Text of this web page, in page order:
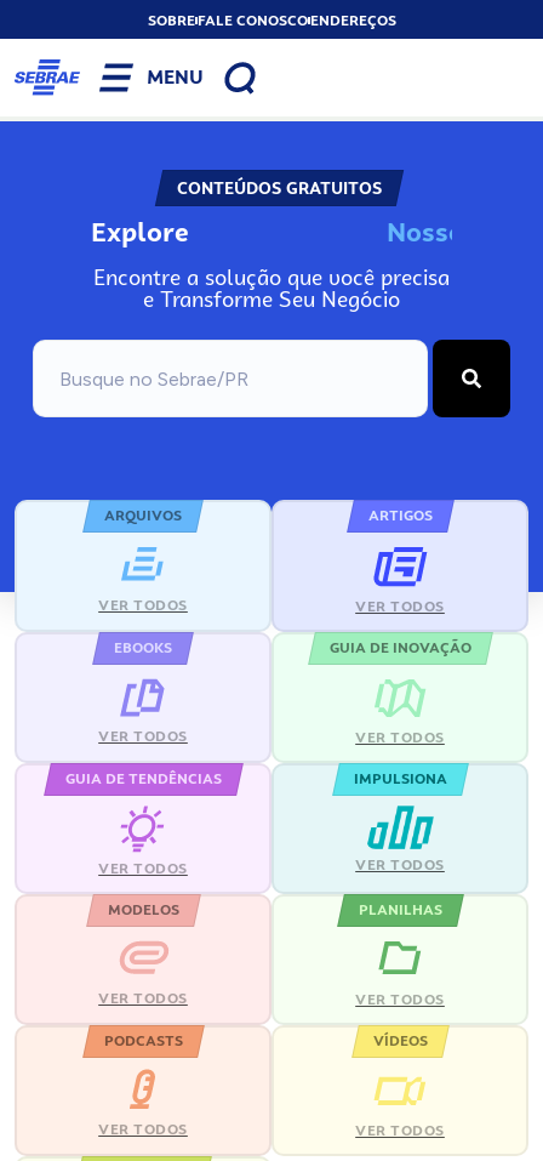
SOBREFALE CONOSCOENDEREÇOS
MENU
CONTEÚDOS GRATUITOS
Explore Nos
Encontre a solução que você precisa
e Transforme Seu Negócio
ARQUIVOS
VER TODOS
ARTIGOS
VER TODOS
EBOOKS
VER TODOS
GUIA DE INOVAÇÃO
VER TODOS
GUIA DE TENDÊNCIAS
VER TODOS
IMPULSIONA
VER TODOS
MODELOS
VER TODOS
PLANILHAS
VER TODOS
PODCASTS
VER TODOS
VÍDEOS
VER TODOS